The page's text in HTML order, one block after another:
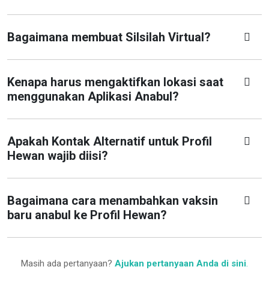
Bagaimana membuat Silsilah Virtual?
Kenapa harus mengaktifkan lokasi saat
menggunakan Aplikasi Anabul?
Apakah Kontak Alternatif untuk Profil
Hewan wajib diisi?
Bagaimana cara menambahkan vaksin
baru anabul ke Profil Hewan?
Masih ada pertanyaan? Ajukan pertanyaan Anda di sini.